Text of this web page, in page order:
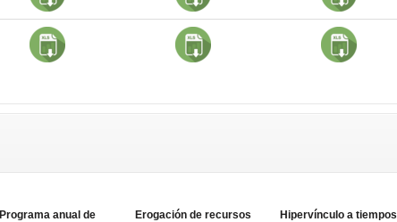
Programa anual de
Erogación de recursos
Hipervínculo a tiempos